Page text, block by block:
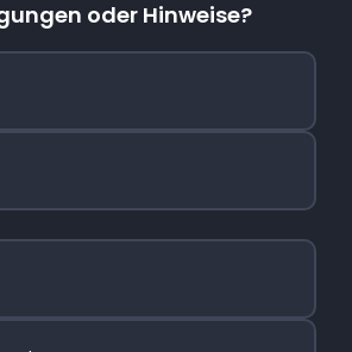
oder Hinweise?